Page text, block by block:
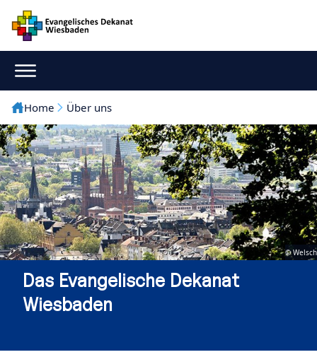
Home Über uns
© Welsch
Das Evangelische Dekanat
Wiesbaden